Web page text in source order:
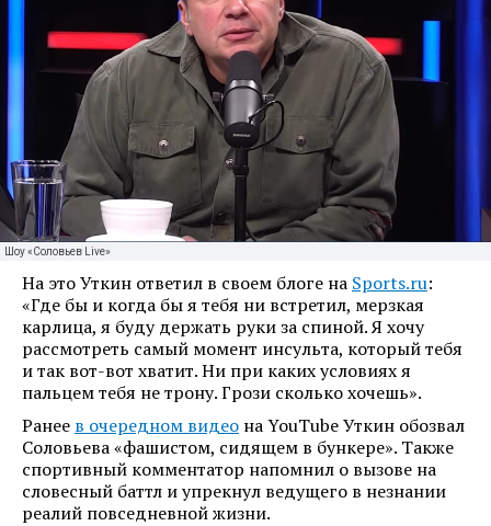
Шоу «Соловьев Live»
На это Уткин ответил в своем блоге на Sports.ru:
«Где бы и когда бы я тебя ни встретил, мерзкая
карлица, я буду держать руки за спиной. Я хочу
рассмотреть самый момент инсульта, который тебя
и так вот-вот хватит. Ни при каких условиях я
пальцем тебя не трону. Грози сколько хочешь».
Ранее в очередном видео на YouTube Уткин обозвал
Соловьева «фашистом, сидящем в бункере». Также
спортивный комментатор напомнил о вызове на
словесный баттл и упрекнул ведущего в незнании
реалий повседневной жизни.